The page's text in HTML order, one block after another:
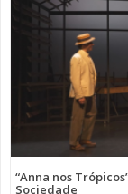
“Anna nos
Sociedade